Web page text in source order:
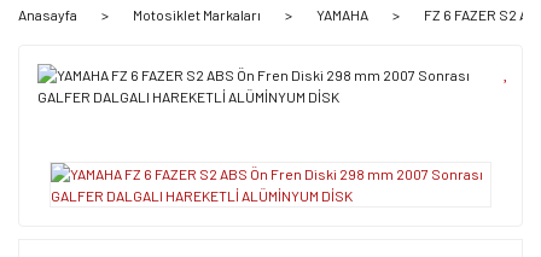
Anasayfa Motosiklet Markaları YAMAHA FZ 6 FAZER S2